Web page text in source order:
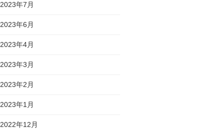
2023年7月
2023年6月
2023年4月
2023年3月
2023年2月
2023年1月
2022年12月